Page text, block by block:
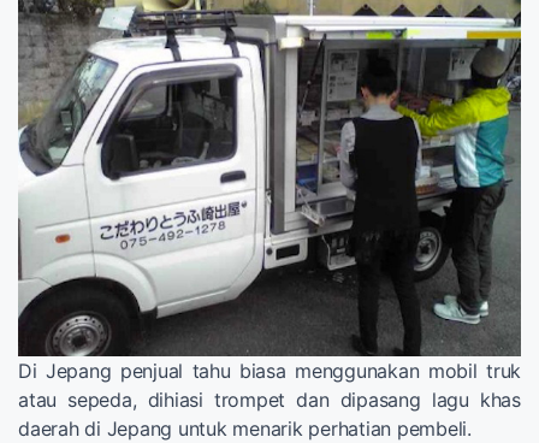
Di Jepang penjual tahu biasa menggunakan mobil truk
atau sepeda, dihiasi trompet dan dipasang lagu khas
daerah di Jepang untuk menarik perhatian pembeli.